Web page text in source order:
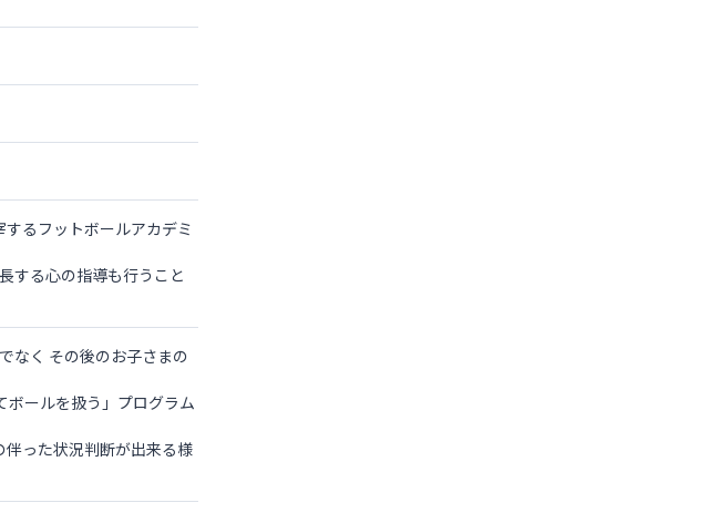
るフットボールアカデミ
する心の指導も行うこと
なく その後のお子さまの
ールを扱う」プログラム
った状況判断が出来る様